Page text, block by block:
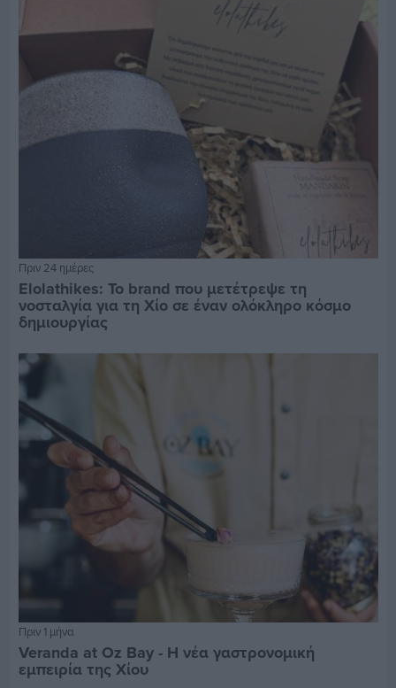
Πριν 24 ημέρες
Elolathikes: Το brand που μετέτρεψε τη
νοσταλγία για τη Χίο σε έναν ολόκληρο κόσμο
δημιουργίας
Πριν 1 μήνα
Veranda at Oz Bay - Η νέα γαστρονομική
εμπειρία της Χίου